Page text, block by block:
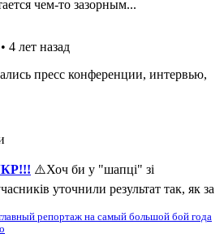
⚠️Хоч би у "шапці" зі
уточнили результат так, як за
репортаж на самый большой бой года